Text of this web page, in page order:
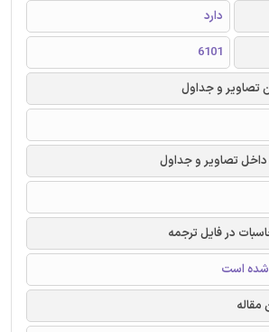
دارد
6101
تصاویر و جداول
تصاویر و جداول
در فایل ترجمه
است
مقاله